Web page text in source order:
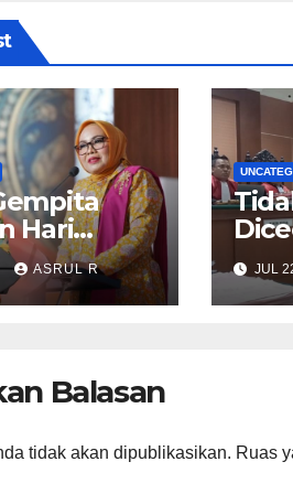
Hari
BP
ASRUL R JUL
Balasan
tidak akan dipublikasikan. Ruas